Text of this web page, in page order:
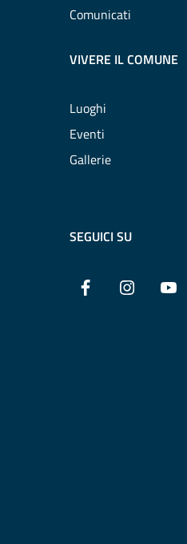
Comunicati
VIVERE IL COMUNE
Luoghi
Eventi
Gallerie
SEGUICI SU
Facebook Instagram